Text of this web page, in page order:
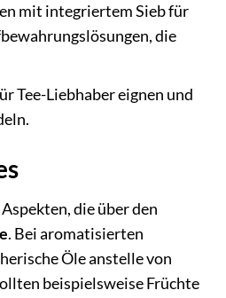
mit integriertem Sieb für
die
Tee-Liebhaber eignen und
die über den
. Bei aromatisierten
Öle anstelle von
beispielsweise Früchte